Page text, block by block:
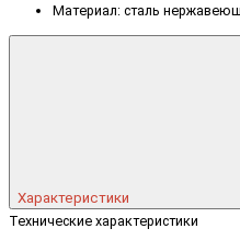
Материал: сталь
Характеристики
Технические характеристики